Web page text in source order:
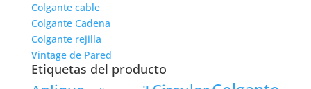
Colgante cable
Colgante Cadena
Colgante rejilla
Vintage de Pared
Etiquetas del producto